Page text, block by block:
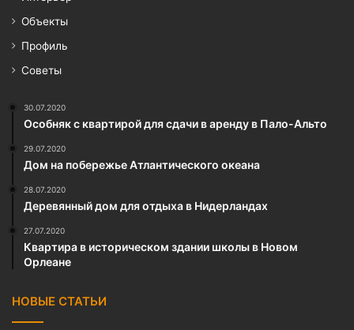
Объекты
Профиль
Советы
30.07.2020
Особняк с квартирой для сдачи в аренду в Пало-Альто
29.07.2020
Дом на побережье Атлантического океана
28.07.2020
Деревянный дом для отдыха в Нидерландах
27.07.2020
Квартира в историческом здании школы в Новом
Орлеане
НОВЫЕ СТАТЬИ